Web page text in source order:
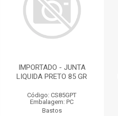
IMPORTADO - JUNTA
LIQUIDA PRETO 85 GR
Código: CS85GPT
Embalagem: PC
Bastos